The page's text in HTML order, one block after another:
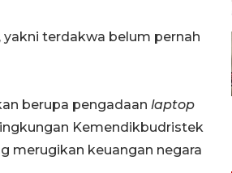
terdakwa belum pernah
berupa pengadaan laptop
Kemendikbudristek
merugikan keuangan negara